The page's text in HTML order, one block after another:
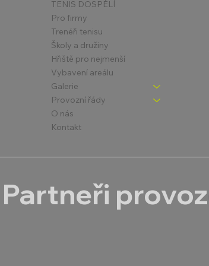
TENIS DOSPĚLÍ
Pro firmy
Trenéři tenisu
Školy a družiny
Hřiště pro nejmenší
Vybavení areálu
Galerie
Provozní řády
O nás
Kontakt
Partneři